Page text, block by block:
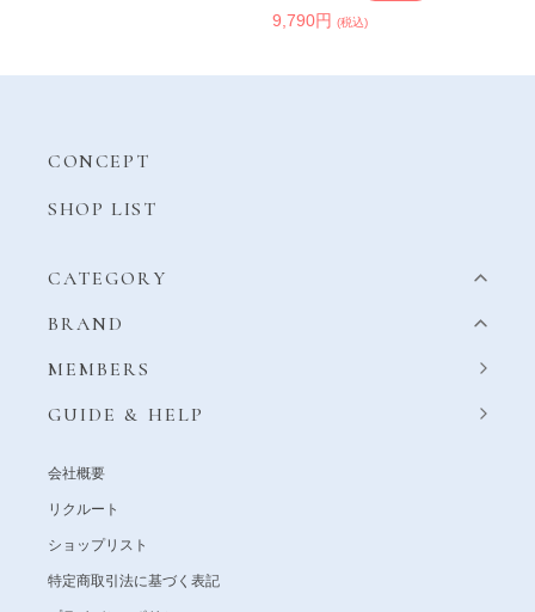
9,790円 (税込)
CONCEPT
SHOP LIST
CATEGORY
BRAND
MEMBERS
GUIDE & HELP
会社概要
リクルート
ショップリスト
特定商取引法に基づく表記